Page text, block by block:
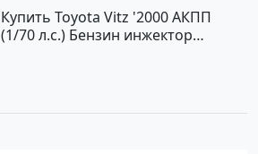
Купить Toyota Vitz '2000 АКПП
(1/70 л.с.) Бензин инжектор